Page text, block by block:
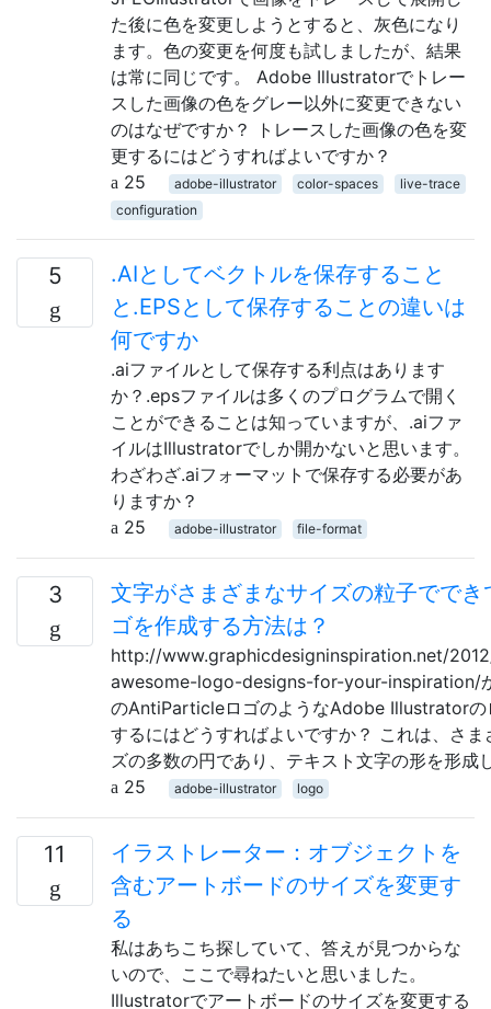
た後に色を変更しようとすると、灰色になり
ます。色の変更を何度も試しましたが、結果
は常に同じです。 Adobe Illustratorでトレー
スした画像の色をグレー以外に変更できない
のはなぜですか？ トレースした画像の色を変
更するにはどうすればよいですか？
25
adobe-illustrator color-spaces
live-trace
configuration
5
.AIとしてベクトルを保存すること
と.EPSとして保存することの違いは
何ですか
.aiファイルとして保存する利点はあります
か？.epsファイルは多くのプログラムで開く
ことができることは知っていますが、.aiファ
イルはIllustratorでしか開かないと思います。
わざわざ.aiフォーマットで保存する必要があ
りますか？
25
adobe-illustrator file-format
3
文字がさまざまなサイズの粒子ででき
ゴを作成する方法は？
http://www.graphicdesigninspiration.net/
awesome-logo-designs-for-your-inspiration/
のAntiParticleロゴのようなAdobe Illustratorの
するにはどうすればよいですか？ これは、さま
ズの多数の円であり、テキスト文字の形を形成
25
adobe-illustrator logo
11
イラストレーター：オブジェクトを
含むアートボードのサイズを変更す
る
私はあちこち探していて、答えが見つからな
いので、ここで尋ねたいと思いました。
Illustratorでアートボードのサイズを変更する